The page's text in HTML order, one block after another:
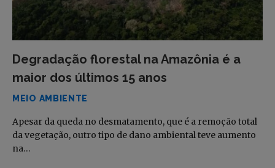
Degradação florestal na Amazônia é a
maior dos últimos 15 anos
MEIO AMBIENTE
Apesar da queda no desmatamento, que é a remoção total
da vegetação, outro tipo de dano ambiental teve aumento
na…